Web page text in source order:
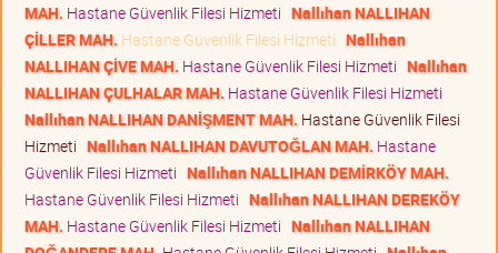
MAH. Hastane Güvenlik Filesi Hizmeti Nallıhan NALLIHAN
ÇİLLER MAH. Hastane Güvenlik Filesi Hizmeti Nallıhan
NALLIHAN ÇİVE MAH. Hastane Güvenlik Filesi Hizmeti Nallıhan
NALLIHAN ÇULHALAR MAH. Hastane Güvenlik Filesi Hizmeti
Nallıhan NALLIHAN DANİŞMENT MAH. Hastane Güvenlik Filesi
Hizmeti Nallıhan NALLIHAN DAVUTOĞLAN MAH. Hastane
Güvenlik Filesi Hizmeti Nallıhan NALLIHAN DEMİRKÖY MAH.
Hastane Güvenlik Filesi Hizmeti Nallıhan NALLIHAN DEREKÖY
MAH. Hastane Güvenlik Filesi Hizmeti Nallıhan NALLIHAN